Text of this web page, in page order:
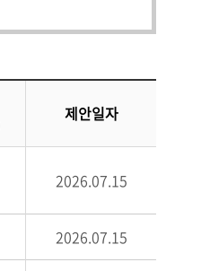
제안일자
2026.07.15
2026.07.15